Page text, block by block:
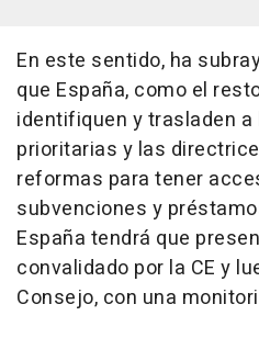
En este sentido, ha
que España, como el
identifiquen y trasladen
prioritarias y las
reformas para tener
subvenciones y
España tendrá que
convalidado por la CE y
Consejo, con una